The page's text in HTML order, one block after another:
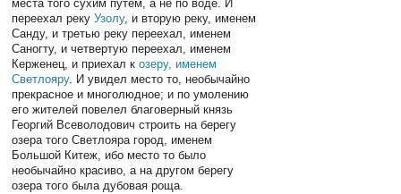
места того сухим путем, а не по воде. И
переехал рекуУзолу, и вторую реку, именем
Санду, и третью реку переехал, именем
Саногту, и четвертую переехал, именем
Керженец, и приехал козеру, именем
Светлояру. И увидел место то, необычайно
прекрасное и многолюдное; и по умолению
его жителей повелел благоверный князь
Георгий Всеволодович строить на берегу
озера того Светлояра город, именем
Большой Китеж, ибо место то было
необычайно красиво, а на другом берегу
озера того была дубовая роща.